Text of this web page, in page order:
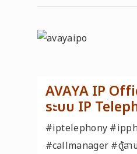
AVAYA IP
ระบบ IP
#iptelephony
#callmanager #ตู้สา